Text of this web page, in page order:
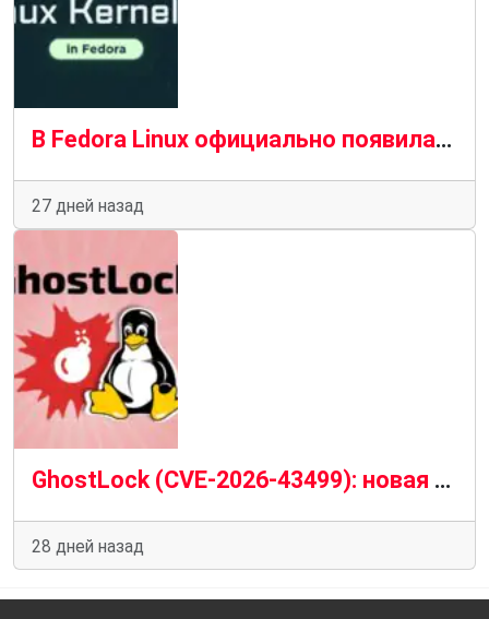
В Fedora Linux официально появилась версия ядра Linux 7.1
27 дней назад
GhostLock (CVE-2026-43499): новая опасная уязвимость ядра Linux и риск локального получения root-доступа
28 дней назад